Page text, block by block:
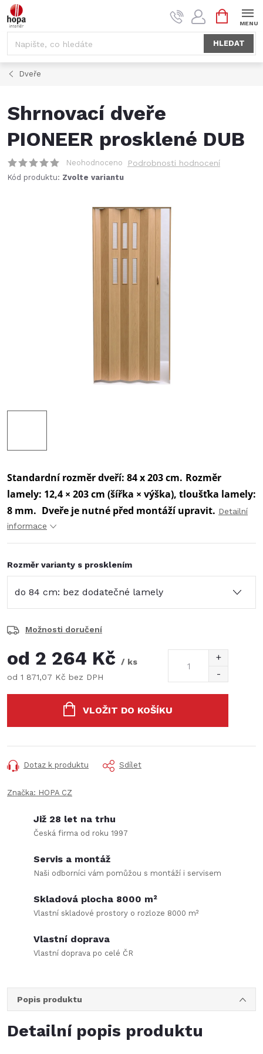
Přejít
na
HLEDAT
NÁKUPNÍ
KOŠÍK
Dveře
Shrnovací dveře
PIONEER prosklené DUB
Neohodnoceno Podrobnosti hodnocení
Kód produktu: Zvolte variantu
‎Standardní rozměr dveří: 84 x 203 cm. Rozměr
lamely: 12,4 × 203 cm (šířka × výška), tloušťka lamely:
8 mm. Dveře je nutné před montáží upravit. Detailní
informace
Rozměr varianty s prosklením
Možnosti doručení
od 2 264 Kč
/ ks
od 1 871,07 Kč bez DPH
VLOŽIT DO KOŠÍKU
Dotaz k produktu Sdílet
Značka: HOPA CZ
Již 28 let na trhu
Česká firma od roku 1997
Servis a montáž
Naši odborníci vám pomůžou s montáží i servisem
Skladová plocha 8000 m²
Vlastní skladové prostory o rozloze 8000 m²
Vlastní doprava
Vlastní doprava po celé ČR
Popis produktu
Detailní popis produktu